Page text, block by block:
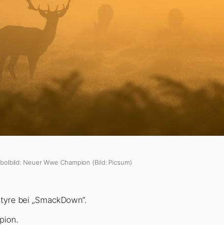
Neuer Wwe Champion (Bild: Picsum)
bei „SmackDown“.